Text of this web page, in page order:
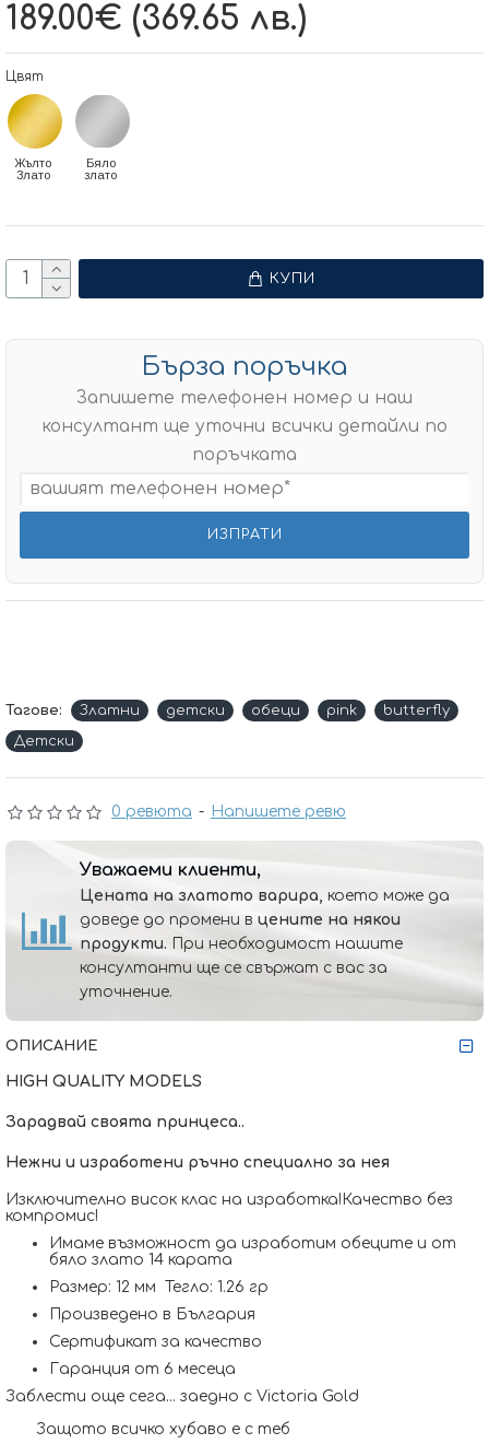
0 ревюта - Напишете ревю
189.00€ (369.65 лв.)
Цвят
Жълто
Злато
Бяло
злато
КУПИ
Бърза поръчка
Запишете телефонен номер и наш
консултант ще уточни всички детайли по
поръчката
Тагове: Златни детски обеци pink
butterfly
Детски
Уважаеми клиенти,
Цената на златото варира, което може да
доведе до промени в цените на някои
продукти. При необходимост нашите
консултанти ще се свържат с вас за
уточнение.
ОПИСАНИЕ
HIGH QUALITY MODELS
Зарадвай своята принцеса..
Нежни и изработени ръчно специално за нея
Изключително висок клас на изработка!Качество без
компромис!
Имаме възможност да изработим обеците и от
бяло злато 14 карата
Размер: 12 мм Тегло: 1.26 гр
Произведено в България
Сертификат за качество
Гаранция от 6 месеца
Заблести още сега... заедно с Victoria Gold
Защото всичко хубаво е с теб